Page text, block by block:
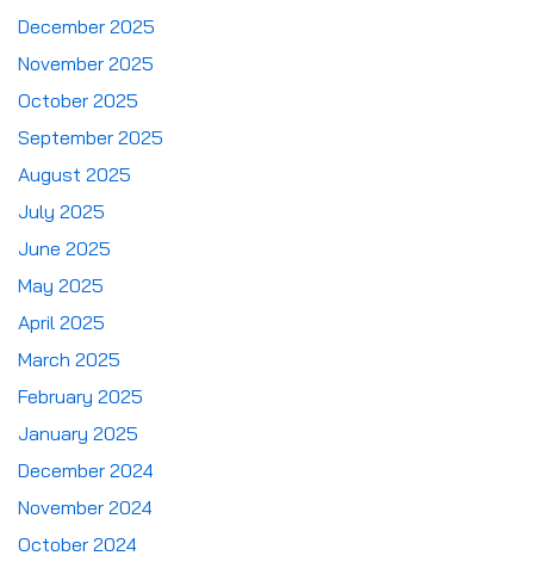
December 2025
November 2025
October 2025
September 2025
August 2025
July 2025
June 2025
May 2025
April 2025
March 2025
February 2025
January 2025
December 2024
November 2024
October 2024